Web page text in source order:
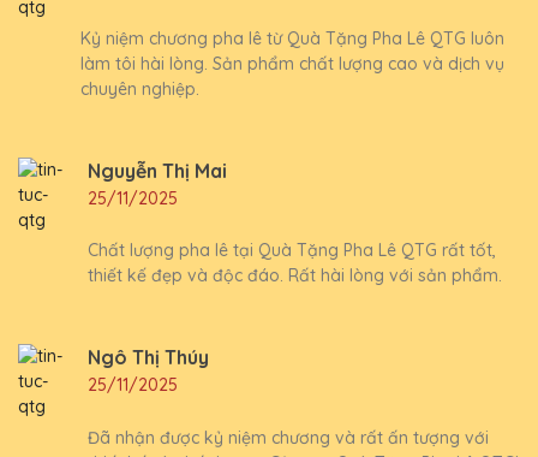
Kỷ niệm chương pha lê từ Quà Tặng Pha Lê QTG luôn
làm tôi hài lòng. Sản phẩm chất lượng cao và dịch vụ
chuyên nghiệp.
Nguyễn Thị Mai
25/11/2025
Chất lượng pha lê tại Quà Tặng Pha Lê QTG rất tốt,
thiết kế đẹp và độc đáo. Rất hài lòng với sản phẩm.
Ngô Thị Thúy
25/11/2025
Đã nhận được kỷ niệm chương và rất ấn tượng với